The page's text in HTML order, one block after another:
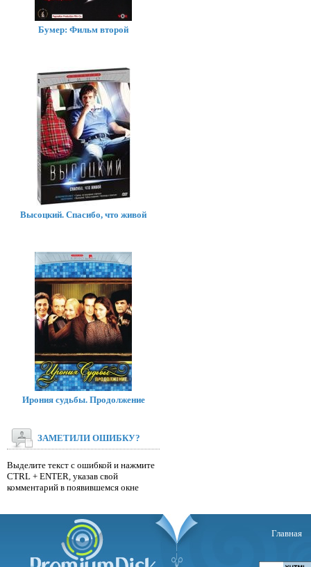
Бумер: Фильм второй
Высоцкий. Спасибо, что живой
Ирония судьбы. Продолжение
ЗАМЕТИЛИ ОШИБКУ?
Выделите текст с ошибкой и нажмите
CTRL + ENTER, указав свой
комментарий в появившемся окне
Главная